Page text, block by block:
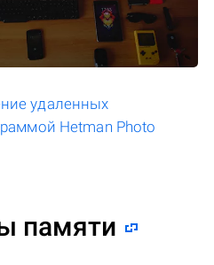
удаленных
Hetman Photo
памяти